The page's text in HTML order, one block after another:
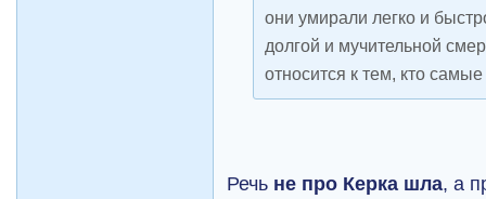
они умирали легко и
долгой и мучительной
относится к тем, кто
Речь не про Керка шла, а